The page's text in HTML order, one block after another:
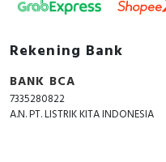
Rekening Bank
BANK BCA
7335280822
A.N. PT. LISTRIK KITA INDONESIA